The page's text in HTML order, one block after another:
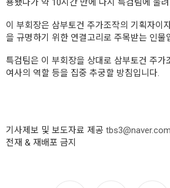
용됐다가 약 10시간 만에 다시 특검팀에 불
이 부회장은 삼부토건 주가조작의 기획자이
을 규명하기 위한 연결고리로 주목받는 인물
특검팀은 이 부회장을 상대로 삼부토건 주가
여사의 역할 등을 집중 추궁할 방침입니다.
기사제보 및 보도자료 제공 tbs3@naver.com
전재 & 재배포 금지